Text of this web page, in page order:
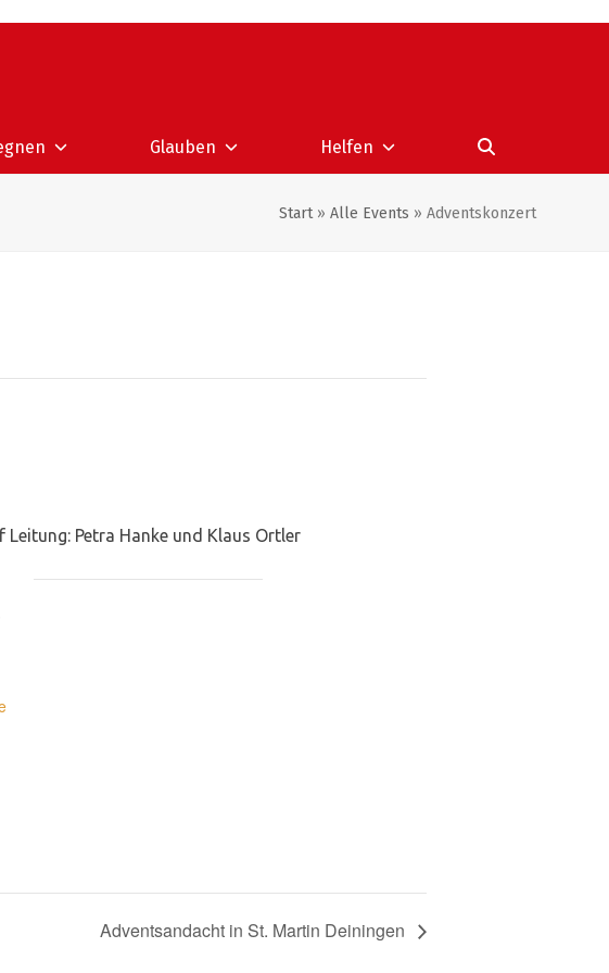
Glauben Helfen
Start» Alle Events » Adventskonzert
Petra Hanke und Klaus Ortler
Adventsandacht in St. Martin Deiningen